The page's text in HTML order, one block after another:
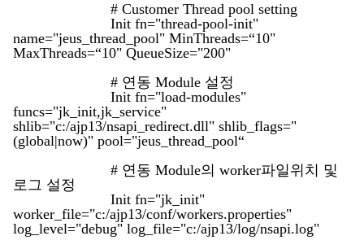
# Customer Thread pool setting
Init fn="thread-pool-init"
name="jeus_thread_pool" MinThreads=“10"
MaxThreads=“10" QueueSize="200"
# 연동 Module 설정
Init fn="load-modules"
funcs="jk_init,jk_service"
shlib="c:/ajp13/nsapi_redirect.dll" shlib_flags="
(global|now)" pool="jeus_thread_pool“
# 연동 Module의 worker파일위치 및
로그 설정
Init fn="jk_init"
worker_file="c:/ajp13/conf/workers.properties"
log_level="debug" log_file="c:/ajp13/log/nsapi.log"